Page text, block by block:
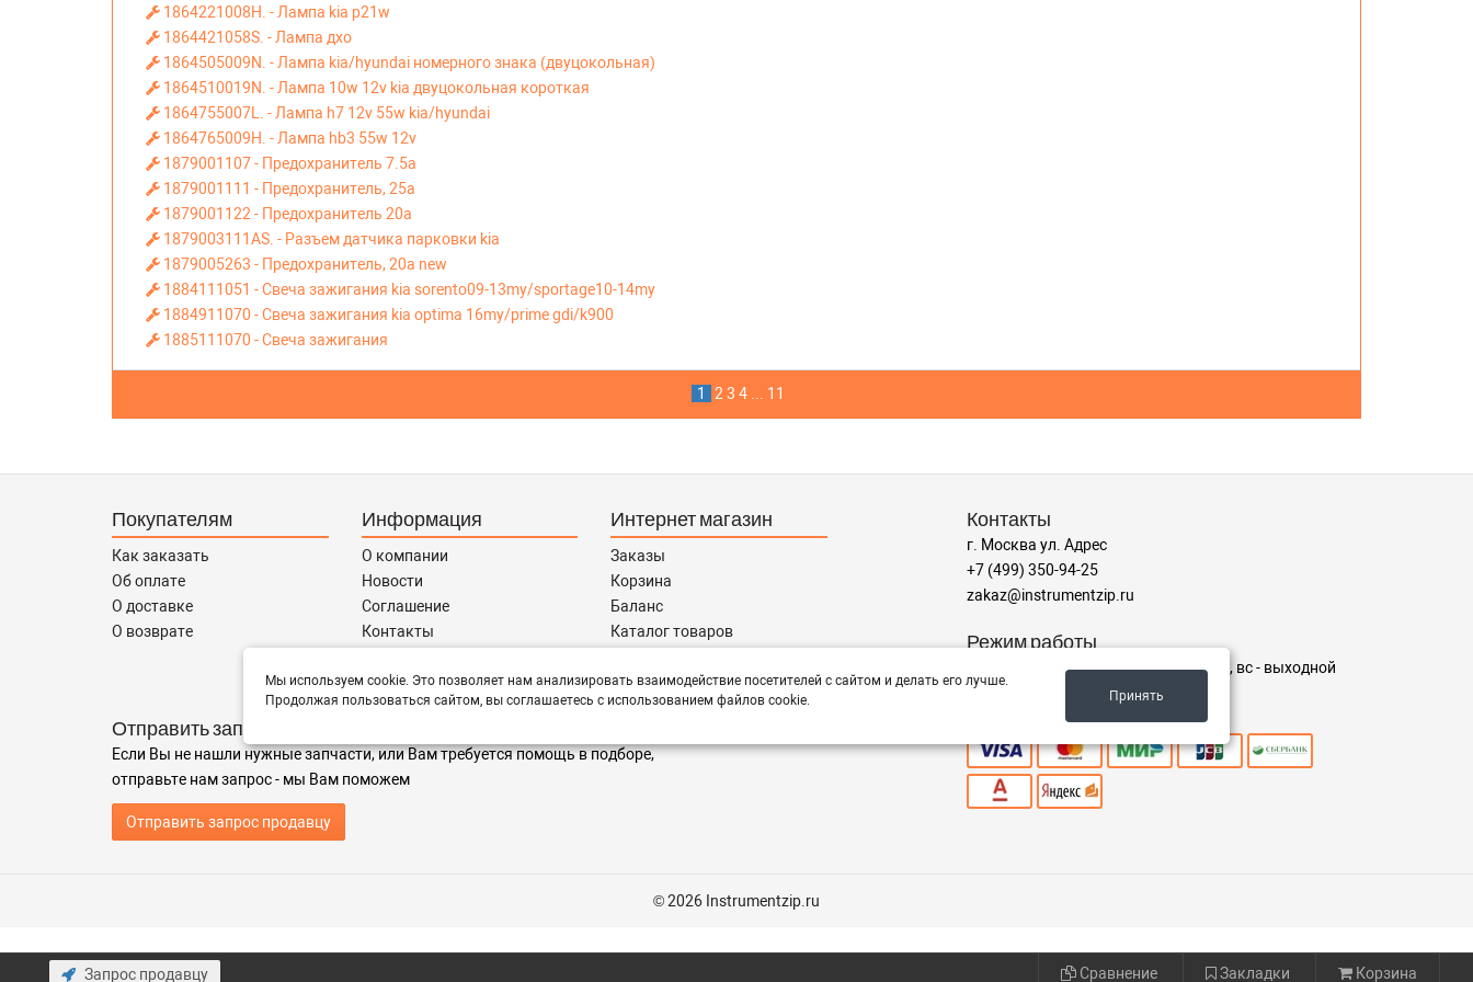
1864221008H. - Лампа kia p21w
1864421058S. - Лампа дхо
1864505009N. - Лампа kia/hyundai номерного знака (двуцокольная)
1864510019N. - Лампа 10w 12v kia двуцокольная короткая
1864755007L. - Лампа h7 12v 55w kia/hyundai
1864765009H. - Лампа hb3 55w 12v
1879001107 - Предохранитель 7.5а
1879001111 - Предохранитель, 25а
1879001122 - Предохранитель 20а
1879003111AS. - Разъем датчика парковки kia
1879005263 - Предохранитель, 20а new
1884111051 - Свеча зажигания kia sorento09-13my/sportage10-14my
1884911070 - Свеча зажигания kia optima 16my/prime gdi/k900
1885111070 - Свеча зажигания
1 2 3 4 11
Покупателям
Как заказать
Об оплате
О доставке
О возврате
Информация
О компании
Новости
Соглашение
Контакты
Интернет магазин
Заказы
Корзина
Баланс
Каталог товаров
Запчасти по Маркам
Отправить запрос
Если Вы не нашли нужные запчасти, или Вам требуется помощь в подборе,
отправьте нам запрос - мы Вам поможем
Отправить запрос продавцу
Контакты
г. Москва ул. Адрес
+7 (499) 350-94-25
zakaz@instrumentzip.ru
Режим работы
пн-пт с 9:00 до 18:00, сб 9:00 до 16:00, вс - выходной
Принимаем к оплате
© 2026 Instrumentzip.ru
Мы используем cookie. Это позволяет нам анализировать взаимодействие посетителей с сайтом и делать его лучше.
Продолжая пользоваться сайтом, вы соглашаетесь с использованием файлов cookie.
Принять
Запрос продавцу Сравнение Закладки Корзина